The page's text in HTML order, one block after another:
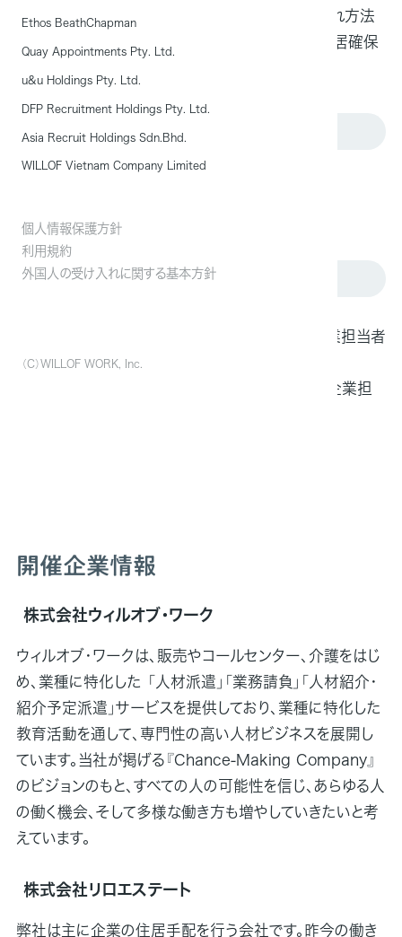
Ethos BeathChapman
Quay Appointments Pty. Ltd.
u&u Holdings Pty. Ltd.
DFP Recruitment Holdings Pty. Ltd.
Asia Recruit Holdings Sdn.Bhd.
WILLOF Vietnam Company Limited
個人情報保護方針
利用規約
外国人の受け入れに関する基本方針
（C）WILLOF WORK, Inc.
ルタントの貝原と共に、特定技能外国人の受け入れ方法
と企業担当者様の中でも悩みの多い、外国人の住居確保
対象企業
このような方におすすめ
今後特定技能外国人の雇用を検討している企業担当者
様
特定技能雇用拡大に伴い物件探しにお困りの企業担
開催企業情報
株式会社ウィルオブ・ワーク
ウィルオブ・ワークは、販売やコールセンター、介護をはじ
め、業種に特化した 「人材派遣」「業務請負」「人材紹介・
紹介予定派遣」サービスを提供しており、業種に特化した
教育活動を通して、専門性の高い人材ビジネスを展開し
ています。当社が掲げる『Chance-Making Company』
のビジョンのもと、すべての人の可能性を信じ、あらゆる人
の働く機会、そして多様な働き方も増やしていきたいと考
えています。
株式会社リロエステート
弊社は主に企業の住居手配を行う会社です。昨今の働き